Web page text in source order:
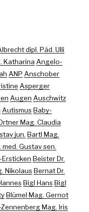
dipl. Päd. Ulli
Katharina Angelo-
ANP Anschober
Asperger
Augen Auschwitz
AutismusBaby-
Mag. Claudia
jun. Bartl Mag.
med. Gustav sen.
Beister Dr.
NikolausBernat Dr.
Bigl HansBigl
Blümel Mag. Gernot
Mag. Iris